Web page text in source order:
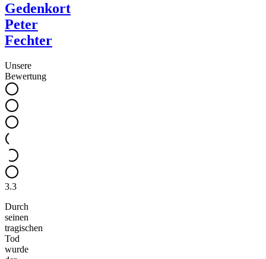
Gedenkort
Peter
Fechter
Unsere
Bewertung
3.3
Durch
seinen
tragischen
Tod
wurde